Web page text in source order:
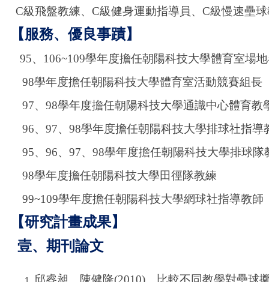
C級飛盤教練、C級健身運動指導員、C級慢速壘
【服務、優良事蹟】
95、 106~109學年度擔任朝陽科技大學體育室場
98學年度擔任朝陽科技大學體育室活動競賽組長
97、 98學年度擔任朝陽科技大學通識中心體育教
96、 97、 98學年度擔任朝陽科技大學排球社指導
95、 96、 97、 98學年度擔任朝陽科技大學排球隊
98學年度擔任朝陽科技大學田徑隊教練
99~109學年度擔任朝陽科技大學網球社指導教師
【研究計畫成果】
壹、期刊論文
邱睿昶、陳健隆(2010)。比較不同教學對壘球